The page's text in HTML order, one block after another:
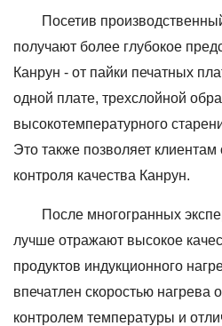
Посетив
получают более глубокое
Канрун - от пайки печатных
одной плате, трехслойной
высокотемпературного
Это также позволяет клиентам
контроля качества Канрун.
После многогранных
лучше отражают высокое
продуктов индукционного
впечатлен скоростью нагрева
контролем температуры и